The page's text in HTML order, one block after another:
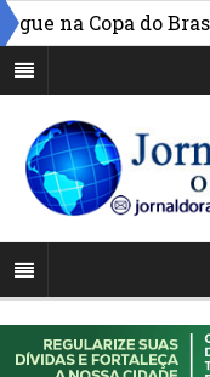
na Copa do Brasil »